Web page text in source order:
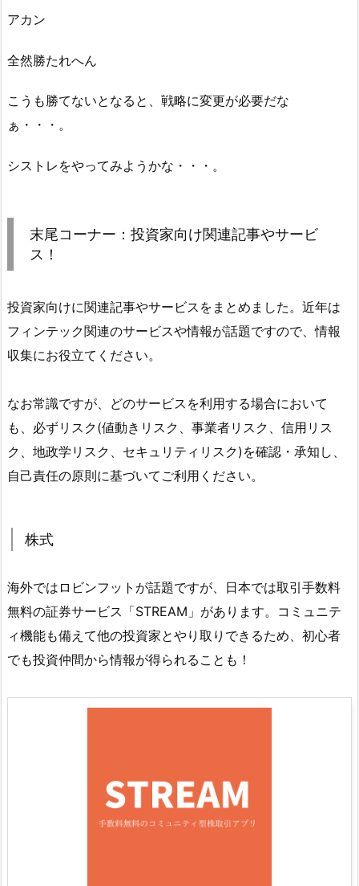
アカン
全然勝たれへん
こうも勝てないとなると、戦略に変更が必要だな
ぁ・・・。
シストレをやってみようかな・・・。
末尾コーナー：投資家向け関連記事やサービ
ス！
投資家向けに関連記事やサービスをまとめました。近年は
フィンテック関連のサービスや情報が話題ですので、情報
収集にお役立てください。
なお常識ですが、どのサービスを利用する場合において
も、必ずリスク(値動きリスク、事業者リスク、信用リス
ク、地政学リスク、セキュリティリスク)を確認・承知し、
自己責任の原則に基づいてご利用ください。
株式
海外ではロビンフットが話題ですが、日本では取引手数料
無料の証券サービス「STREAM」があります。コミュニテ
ィ機能も備えて他の投資家とやり取りできるため、初心者
でも投資仲間から情報が得られることも！